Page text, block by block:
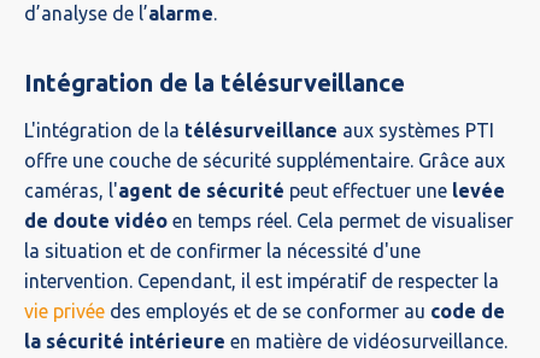
d’analyse de l’alarme
Intégration de la télésurveillance
L'intégration de la télésurveillance aux systèmes PTI
offre une couche de sécurité supplémentaire. Grâce aux
caméras, l'agent de sécurité peut effectuer une levée
de doute vidéo en temps réel. Cela permet de visualiser
la situation et de confirmer la nécessité d'une
intervention. Cependant, il est impératif de respecter la
vie privée des employés et de se conformer au code de
la sécurité intérieure en matière de vidéosurveillance.